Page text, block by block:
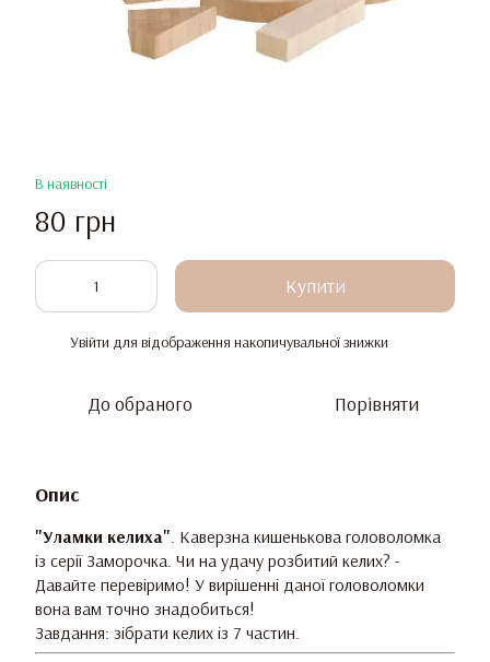
В наявності
80 грн
Купити
Увійти для відображення накопичувальної знижки
До обраного Порівняти
Опис
"Уламки келиха". Каверзна кишенькова головоломка
із серії Заморочка. Чи на удачу розбитий келих? -
Давайте перевіримо! У вирішенні даної головоломки
вона вам точно знадобиться!
Завдання: зібрати келих із 7 частин.